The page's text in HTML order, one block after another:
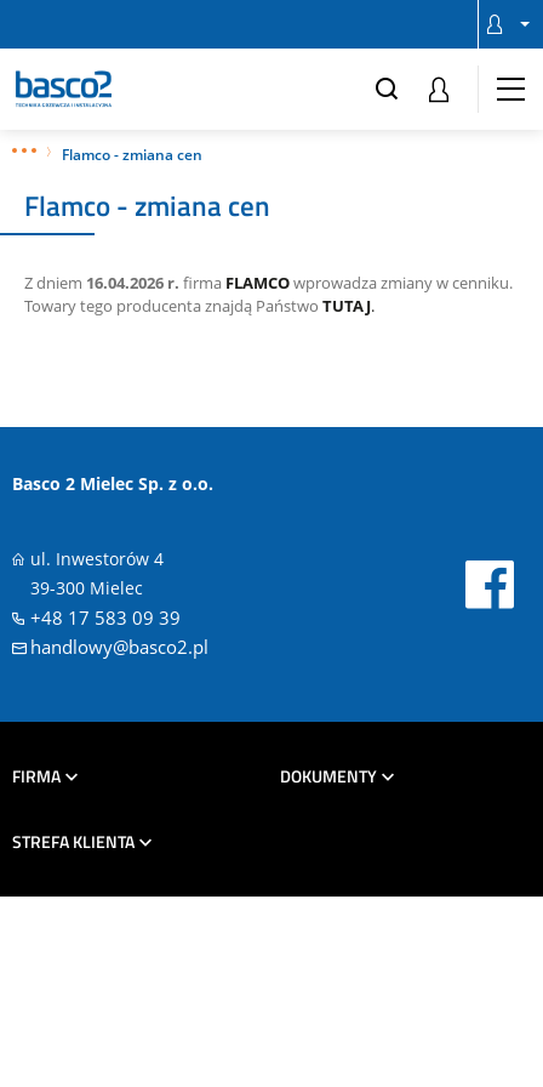
Flamco - zmiana cen
Flamco - zmiana cen
Z dniem 16.04.2026 r. firma FLAMCOwprowadza zmiany w cenniku.
Towary tego producenta znajdą Państwo TUTAJ.
Basco 2 Mielec Sp. z o.o.
ul. Inwestorów 4
39-300 Mielec
+48 17 583 09 39
handlowy@basco2.pl
FIRMA
STREFA KLIENTA
DOKUMENTY